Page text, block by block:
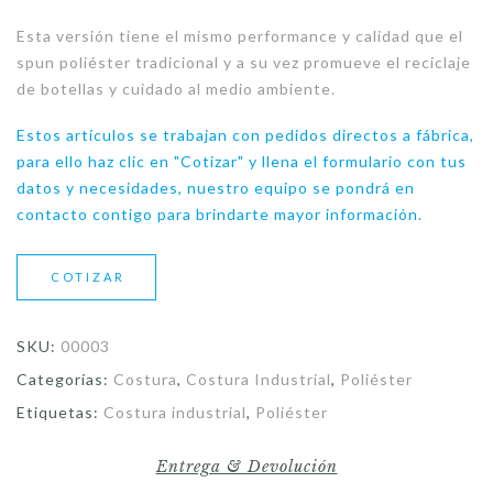
Esta versión tiene el mismo performance y calidad que el
spun poliéster tradicional y a su vez promueve el reciclaje
de botellas y cuidado al medio ambiente.
Estos artículos se trabajan con pedidos directos a fábrica,
para ello haz clic en "Cotizar" y llena el formulario con tus
datos y necesidades, nuestro equipo se pondrá en
contacto contigo para brindarte mayor información.
COTIZAR
SKU: 00003
Categorías: Costura, Costura Industrial, Poliéster
Etiquetas: Costura industrial, Poliéster
Entrega & Devolución